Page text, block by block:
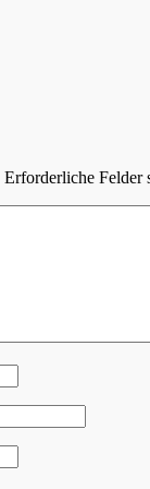
Erforderliche Felder